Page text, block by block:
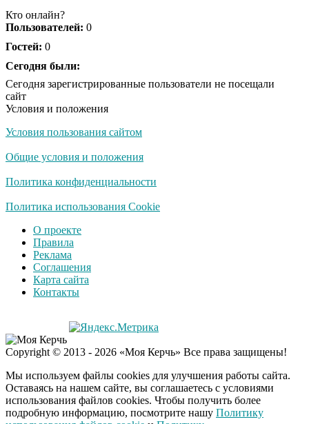
Скрытая камера на
люди вытворяют, когда
Ролик длится
смеяться вы будете
Королева вагона
оставит равнодушным
Экс-бойфренд дочери
Борисовой душил ее
из-за макарон
Кто онлайн?
Пользователей: 0
Гостей: 0
Сегодня были:
Сегодня зарегистрированные пользователи не посещали
сайт
Условия и положения
Условия пользования сайтом
Общие условия и положения
Политика конфиденциальности
Политика использования Cookie
О проекте
Правила
Реклама
Соглашения
Карта сайта
Контакты
Copyright © 2013 - 2026 «Моя Керчь» Все права защищены!
Мы используем файлы cookies для улучшения работы сайта.
Оставаясь на нашем сайте, вы соглашаетесь с условиями
использования файлов cookies. Чтобы получить более
подробную информацию, посмотрите нашу Политику